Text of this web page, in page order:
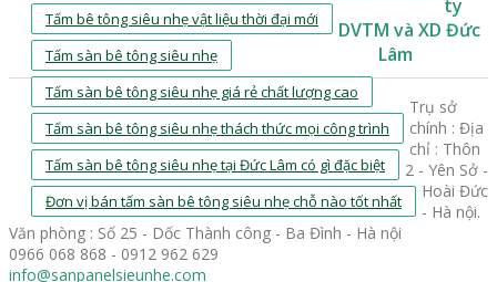
Tấm bê tông siêu nhẹ vật liệu thời đại mới
Tấm sàn bê tông siêu nhẹ
Tấm sàn bê tông siêu nhẹ giá rẻ chất lượng cao
Tấm sàn bê tông siêu nhẹ thách thức mọi công trình
Tấm sàn bê tông siêu nhẹ tại Đức Lâm có gì đặc biệt
Đơn vị bán tấm sàn bê tông siêu nhẹ chỗ nào tốt nhất
ty
DVTM và XD Đức
Lâm
Trụ sở
chính : Địa
chỉ : Thôn
2 - Yên Sở -
Hoài Đức
- Hà nội.
Văn phòng : Số 25 - Dốc Thành công - Ba Đình - Hà nội
0966 068 868 - 0912 962 629
info@sanpanelsieunhe.com